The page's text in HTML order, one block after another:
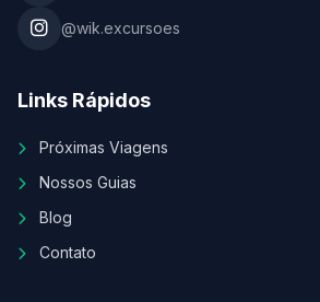
@wik.excursoes
Links Rápidos
Próximas Viagens
Nossos Guias
Blog
Contato